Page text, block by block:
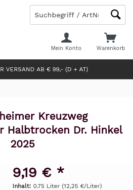
VERSAND AB € 99,- (D + AT)
Warenkorb
Mein Konto
Kreuzweg
Halbtrocken Dr. Hinkel
2025
9,19 € *
Inhalt: 0.75 Liter (12,25 €/Liter)